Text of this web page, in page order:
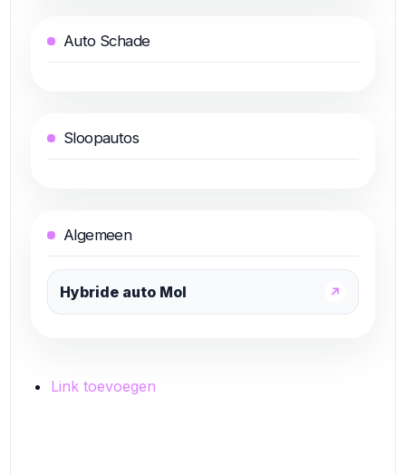
Auto Schade
Sloopautos
Algemeen
Hybride auto Mol ↗
Link toevoegen